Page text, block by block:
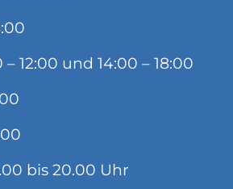
– 12:00 und 14:00 – 18:00
bis 20.00 Uhr